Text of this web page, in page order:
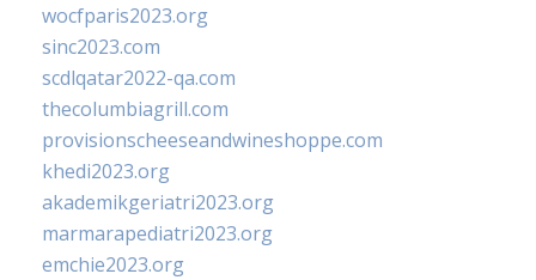
wocfparis2023.org
sinc2023.com
scdlqatar2022-qa.com
thecolumbiagrill.com
provisionscheeseandwineshoppe.com
khedi2023.org
akademikgeriatri2023.org
marmarapediatri2023.org
emchie2023.org